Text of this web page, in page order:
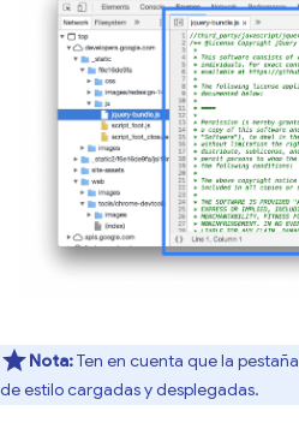
Nota:Ten en cuenta que la pestaña
de estilo cargadas y desplegadas.